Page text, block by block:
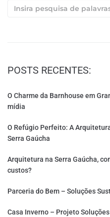
POSTS RECENTES:
O Charme da Barnhouse em
mídia
O Refúgio Perfeito: A
Serra Gaúcha
Arquitetura na Serra Gaúcha,
custos?
Parceria do Bem – Soluções
Casa Inverno – Projeto